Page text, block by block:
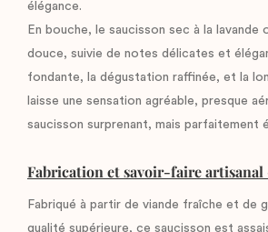
élégance.
En bouche, le saucisson sec à la lavande
douce, suivie de notes délicates et
fondante, la dégustation raffinée, et la
laisse une sensation agréable, presque
saucisson surprenant, mais parfaitement
Fabrication et savoir-faire artisanal
Fabriqué à partir de viande fraîche et de
qualité supérieure, ce saucisson est